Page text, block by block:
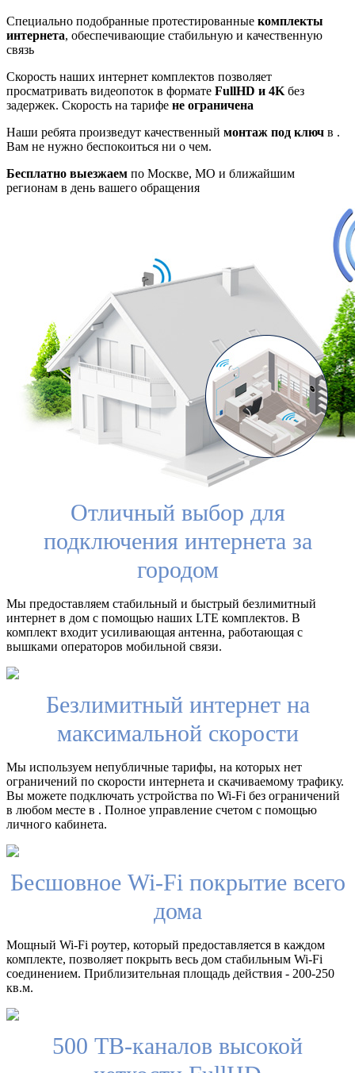
Специально подобранные протестированные комплекты
интернета, обеспечивающие стабильную и качественную
связь
Скорость наших интернет комплектов позволяет
просматривать видеопоток в формате FullHD и 4K без
задержек. Скорость на тарифе не ограничена
Наши ребята произведут качественный монтаж под ключ в .
Вам не нужно беспокоиться ни о чем.
Бесплатно выезжаем по Москве, МО и ближайшим
регионам в день вашего обращения
Отличный выбор для
подключения интернета за
городом
Мы предоставляем стабильный и быстрый безлимитный
интернет в дом с помощью наших LTE комплектов. В
комплект входит усиливающая антенна, работающая с
вышками операторов мобильной связи.
Безлимитный интернет на
максимальной скорости
Мы используем непубличные тарифы, на которых нет
ограничений по скорости интернета и скачиваемому трафику.
Вы можете подключать устройства по Wi-Fi без ограничений
в любом месте в . Полное управление счетом с помощью
личного кабинета.
Бесшовное Wi-Fi покрытие всего
дома
Мощный Wi-Fi роутер, который предоставляется в каждом
комплекте, позволяет покрыть весь дом стабильным Wi-Fi
соединением. Приблизительная площадь действия - 200-250
кв.м.
500 ТВ-каналов высокой